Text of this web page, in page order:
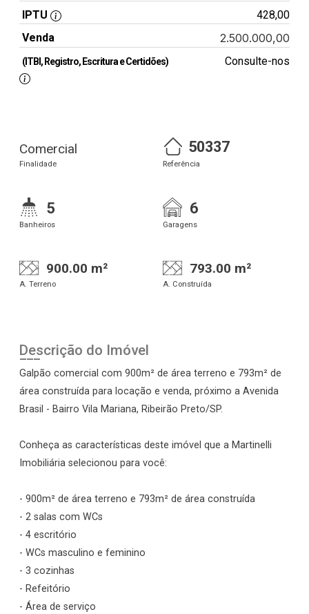
IPTU
428,00
Venda
2.500.000,00
(ITBI, Registro, Escritura e Certidões) Consulte-nos
Comercial
Finalidade
50337
Referência
5
Banheiros
6
Garagens
900.00 m²
A. Terreno
793.00 m²
A. Construída
Descrição do Imóvel
Galpão comercial com 900m² de área terreno e 793m² de
área construída para locação e venda, próximo a Avenida
Brasil - Bairro Vila Mariana, Ribeirão Preto/SP.
Conheça as características deste imóvel que a Martinelli
Imobiliária selecionou para você:
- 900m² de área terreno e 793m² de área construída
- 2 salas com WCs
- 4 escritório
- WCs masculino e feminino
- 3 cozinhas
- Refeitório
- Área de serviço